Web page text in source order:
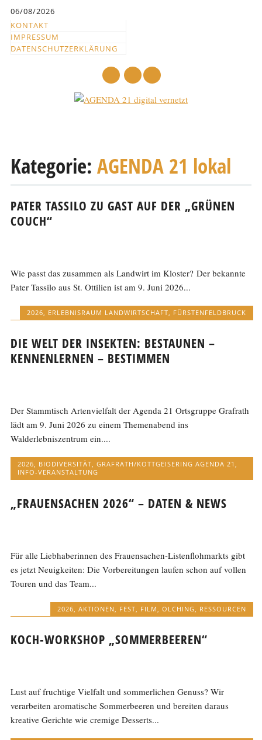
springen
06/08/2026
KONTAKT
IMPRESSUM
DATENSCHUTZERKLÄRUNG
zum
Kategorie: AGENDA 21 lokal
PATER TASSILO ZU GAST AUF DER „GRÜNEN
COUCH“
Wie passt das zusammen als Landwirt im Kloster? Der bekannte
Pater Tassilo aus St. Ottilien ist am 9. Juni 2026...
2026, ERLEBNISRAUM LANDWIRTSCHAFT, FÜRSTENFELDBRUCK
DIE WELT DER INSEKTEN: BESTAUNEN –
KENNENLERNEN – BESTIMMEN
Der Stammtisch Artenvielfalt der Agenda 21 Ortsgruppe Grafrath
lädt am 9. Juni 2026 zu einem Themenabend ins
Walderlebniszentrum ein....
2026, BIODIVERSITÄT,GRAFRATH/KOTTGEISERING AGENDA 21,
INFO-VERANSTALTUNG
„FRAUENSACHEN 2026“ – DATEN & NEWS
Für alle Liebhaberinnen des Frauensachen-Listenflohmarkts gibt
es jetzt Neuigkeiten: Die Vorbereitungen laufen schon auf vollen
Touren und das Team...
2026 AKTIONEN FEST FILM OLCHING RESSOURCEN
KOCH-WORKSHOP „SOMMERBEEREN“
Lust auf fruchtige Vielfalt und sommerlichen Genuss? Wir
verarbeiten aromatische Sommerbeeren und bereiten daraus
kreative Gerichte wie cremige Desserts...